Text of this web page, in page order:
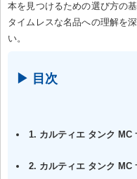
本を見つけるための選び方の
タイムレスな名品への理解を
い。
▶ 目次
1. カルティエ タンク MC
2. カルティエ タンク MC